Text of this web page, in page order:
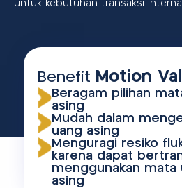
untuk kebutuhan transaksi
Benefit Motion
Beragam pilihan
asing
Mudah dalam
uang asing
Menguragi resiko
karena dapat
menggunakan mata
asing